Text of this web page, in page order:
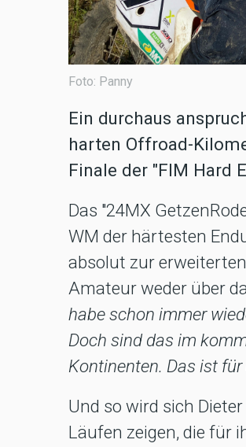
Foto: Panny
Ein durchaus
harten Offroad-
Finale der "FIM Hard
Das "24MX
WM der härtesten
absolut zur
Amateur weder über
habe schon immer
Doch sind das im
Kontinenten. Das ist
Und so wird sich
Läufen zeigen, die für